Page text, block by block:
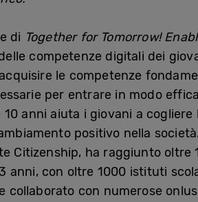
di Together for Tomorrow!
competenze digitali dei
le competenze
per entrare in modo
10 anni aiuta i giovani a
positivo nella
Citizenship, ha raggiunto
anni, con oltre 1000 istituti
collaborato con numerose